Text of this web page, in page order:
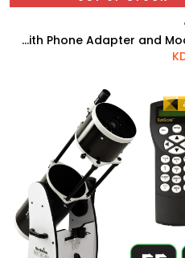
Celestron AstroMaster 70AZ Telescope with Phone Adapter and Moon Filter